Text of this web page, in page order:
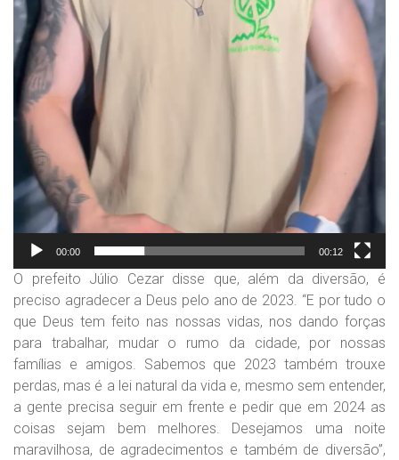
00:00 00:12
O prefeito Júlio Cezar disse que, além da diversão, é
preciso agradecer a Deus pelo ano de 2023. “E por tudo o
que Deus tem feito nas nossas vidas, nos dando forças
para trabalhar, mudar o rumo da cidade, por nossas
famílias e amigos. Sabemos que 2023 também trouxe
perdas, mas é a lei natural da vida e, mesmo sem entender,
a gente precisa seguir em frente e pedir que em 2024 as
coisas sejam bem melhores. Desejamos uma noite
maravilhosa, de agradecimentos e também de diversão”,